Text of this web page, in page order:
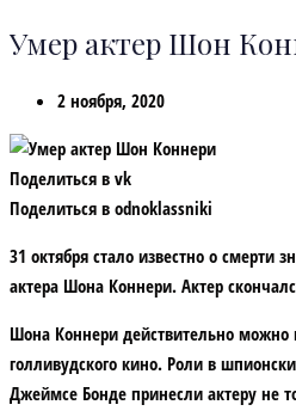
Умер актер Шон
2 ноября, 2020
Поделиться в vk
Поделиться в odnoklassniki
31 октября стало известно о смерти
актера Шона Коннери. Актер
Шона Коннери действительно можно
голливудского кино. Роли в
Джеймсе Бонде принесли актеру не